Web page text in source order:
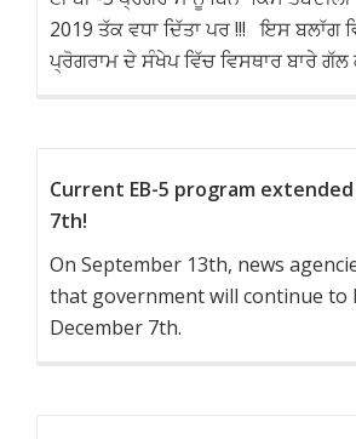
2019 ਤੱਕ ਵਧਾ ਦਿੱਤਾ ਪਰ !!! ਇਸ ਬਲਾੱਗ
ਪ੍ਰੋਗਰਾਮ ਦੇ ਸੰਖੇਪ ਵਿੱਚ ਵਿਸਥਾਰ ਬਾਰੇ ਗੱਲ
Current EB-5 program
7th!
On September 13th, news
that government will continue to
December 7th.